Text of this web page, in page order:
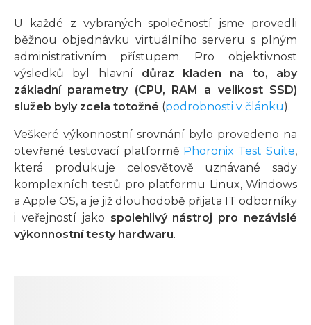
U každé z vybraných společností jsme provedli
běžnou objednávku virtuálního serveru s plným
administrativním přístupem. Pro objektivnost
výsledků byl hlavní důraz kladen na to, aby
základní parametry (CPU, RAM a velikost SSD)
služeb byly zcela totožné (podrobnosti v článku).
Veškeré výkonnostní srovnání bylo provedeno na
otevřené testovací platformě Phoronix Test Suite,
která produkuje celosvětově uznávané sady
komplexních testů pro platformu Linux, Windows
a Apple OS, a je již dlouhodobě přijata IT odborníky
i veřejností jako spolehlivý nástroj pro nezávislé
výkonnostní testy hardwaru.